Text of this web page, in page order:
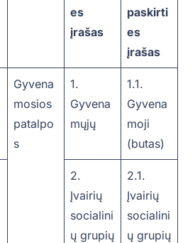
es
įrašas
paskirti
es
įrašas
Gyvena
mosios
patalpo
s
1.
Gyvena
mųjų
1.1.
Gyvena
moji
(butas)
2.
Įvairių
socialini
ų grupių
2.1.
Įvairių
socialini
ų grupių